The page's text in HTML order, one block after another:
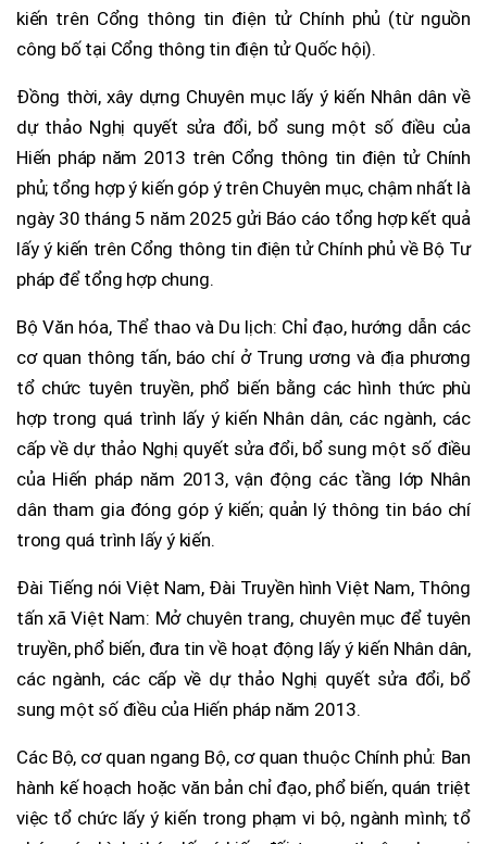
kiến trên Cổng thông tin điện tử Chính phủ (từ nguồn
công bố tại Cổng thông tin điện tử Quốc hội).
Đồng thời, xây dựng Chuyên mục lấy ý kiến Nhân dân về
dự thảo Nghị quyết sửa đổi, bổ sung một số điều của
Hiến pháp năm 2013 trên Cổng thông tin điện tử Chính
phủ; tổng hợp ý kiến góp ý trên Chuyên mục, chậm nhất là
ngày 30 tháng 5 năm 2025 gửi Báo cáo tổng hợp kết quả
lấy ý kiến trên Cổng thông tin điện tử Chính phủ về Bộ Tư
pháp để tổng hợp chung.
Bộ Văn hóa, Thể thao và Du lịch: Chỉ đạo, hướng dẫn các
cơ quan thông tấn, báo chí ở Trung ương và địa phương
tổ chức tuyên truyền, phổ biến bằng các hình thức phù
hợp trong quá trình lấy ý kiến Nhân dân, các ngành, các
cấp về dự thảo Nghị quyết sửa đổi, bổ sung một số điều
của Hiến pháp năm 2013, vận động các tầng lớp Nhân
dân tham gia đóng góp ý kiến; quản lý thông tin báo chí
trong quá trình lấy ý kiến.
Đài Tiếng nói Việt Nam, Đài Truyền hình Việt Nam, Thông
tấn xã Việt Nam: Mở chuyên trang, chuyên mục để tuyên
truyền, phổ biến, đưa tin về hoạt động lấy ý kiến Nhân dân,
các ngành, các cấp về dự thảo Nghị quyết sửa đổi, bổ
sung một số điều của Hiến pháp năm 2013.
Các Bộ, cơ quan ngang Bộ, cơ quan thuộc Chính phủ: Ban
hành kế hoạch hoặc văn bản chỉ đạo, phổ biến, quán triệt
việc tổ chức lấy ý kiến trong phạm vi bộ, ngành mình; tổ